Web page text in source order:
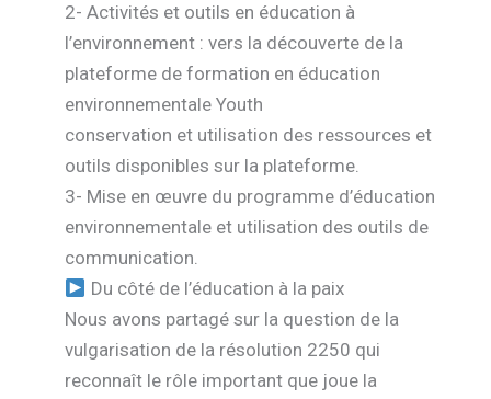
2- Activités et outils en éducation à
l’environnement : vers la découverte de la
plateforme de formation en éducation
environnementale Youth
conservation et utilisation des ressources et
outils disponibles sur la plateforme.
3- Mise en œuvre du programme d’éducation
environnementale et utilisation des outils de
communication.
Du côté de l’éducation à la paix
Nous avons partagé sur la question de la
vulgarisation de la résolution 2250 qui
reconnaît le rôle important que joue la